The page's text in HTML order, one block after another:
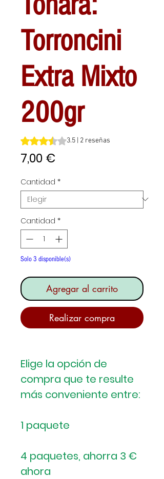
Torroncini
Extra Mixto
200gr
Según 2 reseñas, la calificación es de
3.5 | 2 reseñas
7,00 €
Cantidad *
Cantidad *
Solo 3 disponible(s)
Agregar al carrito
Realizar compra
Elige la opción de
compra que te resulte
más conveniente entre:
1 paquete
4 paquetes, ahorra 3 €
ahora